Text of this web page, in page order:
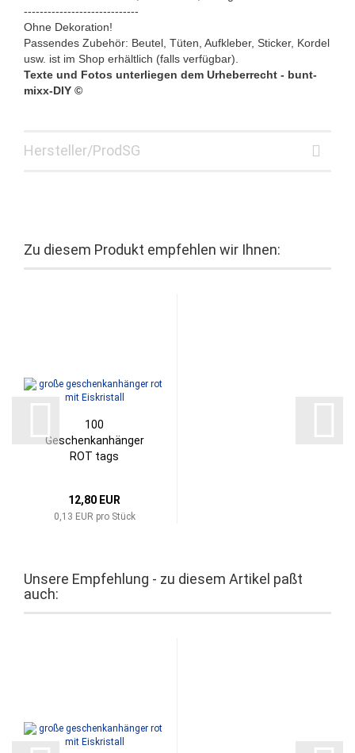
-----------------------------
Ohne Dekoration!
Passendes Zubehör: Beutel, Tüten, Aufkleber, Sticker, Kordel
usw. ist im Shop erhältlich (falls verfügbar).
Texte und Fotos unterliegen dem Urheberrecht - bunt-
mixx-DIY ©
Hersteller/ProdSG
Zu diesem Produkt empfehlen wir Ihnen:
100
Geschenkanhänger
ROT tags
12,80 EUR
0,13 EUR pro Stück
Unsere Empfehlung - zu diesem Artikel paßt
auch: